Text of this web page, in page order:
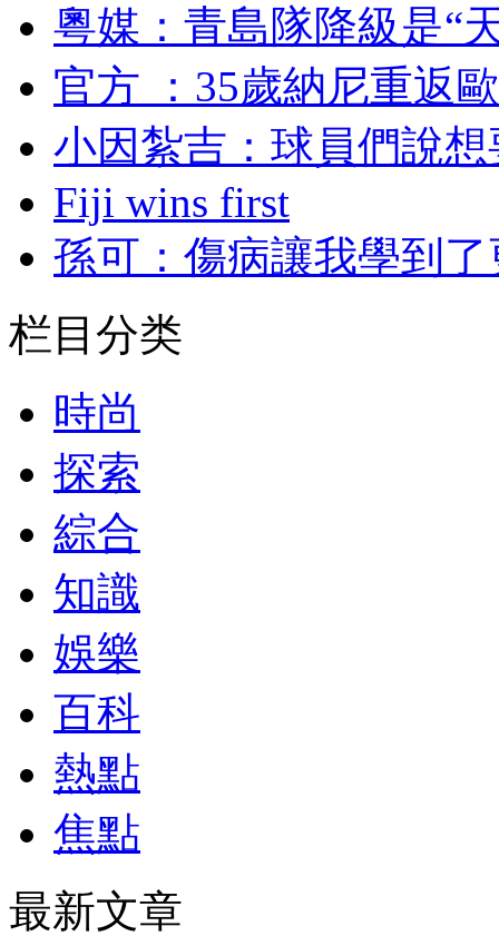
粵媒 ：青島隊降級
官方  ：35歲納尼重
小因紮吉：球員們
Fiji wins first
孫可 ：傷病讓我學
栏目分类
時尚
探索
綜合
知識
娛樂
百科
熱點
焦點
最新文章